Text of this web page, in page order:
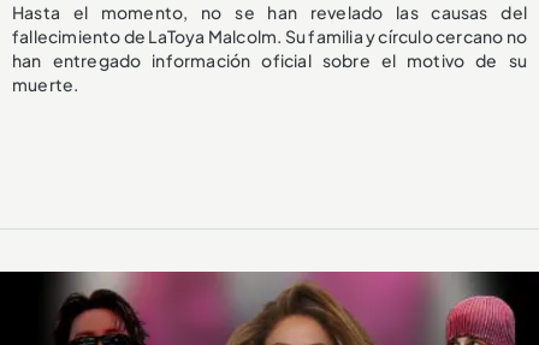
Hasta el momento, no se han revelado las causas del
fallecimiento de LaToya Malcolm. Su familia y círculo cercano no
han entregado información oficial sobre el motivo de su
muerte.